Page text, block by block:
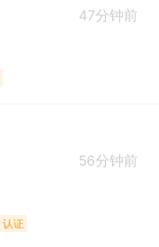
47分钟前
56分钟前
认证